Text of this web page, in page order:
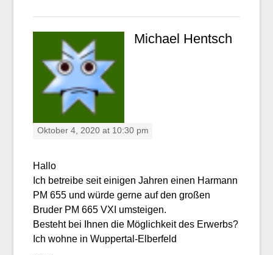
Michael Hentsch
Oktober 4, 2020 at 10:30 pm
Hallo
Ich betreibe seit einigen Jahren einen Harmann
PM 655 und würde gerne auf den großen
Bruder PM 665 VXI umsteigen.
Besteht bei Ihnen die Möglichkeit des Erwerbs?
Ich wohne in Wuppertal-Elberfeld